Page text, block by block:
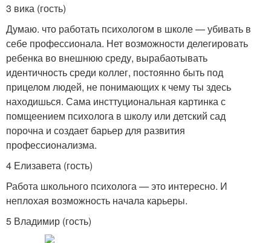
3 вика (гость)
Думаю. что работать психологом в школе — убивать в
себе профессионала. Нет возможности делегировать
ребенка во внешнюю среду, вырабаотывать
идентичность среди коллег, постоянно быть под
прицелом людей, не понимающих к чему ты здесь
находишься. Сама инсттуциональная картинка с
помщеением психолога в школу или детский сад
порочна и создает барьер для развития
профессионализма.
4 Елизавета (гость)
Работа школьного психолога — это интересно. И
неплохая возможность начала карьеры.
5 Владимир (гость)